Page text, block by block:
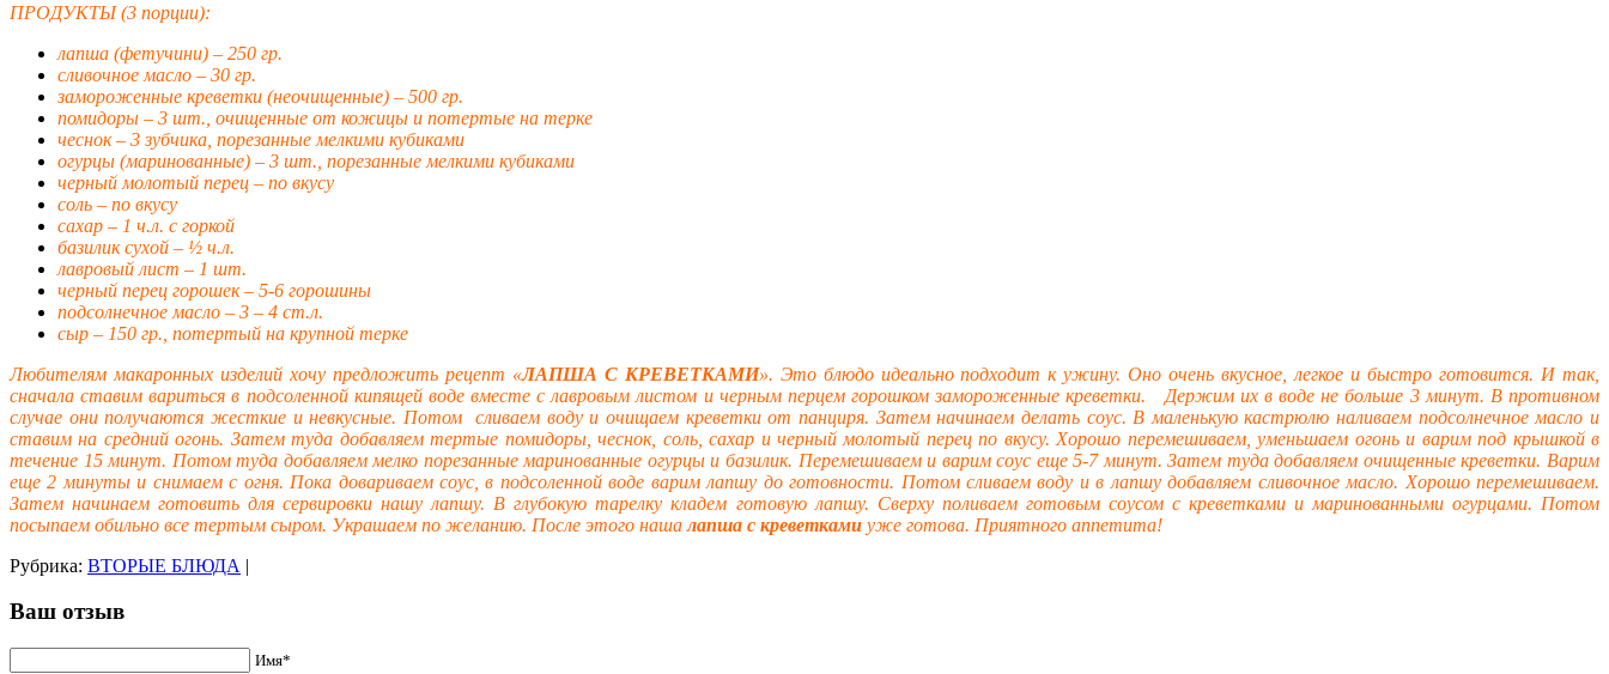
ПРОДУКТЫ (3 порции):
лапша (фетучини) – 250 гр.
сливочное масло – 30 гр.
замороженные креветки (неочищенные) – 500 гр.
помидоры – 3 шт., очищенные от кожицы и потертые на терке
чеснок – 3 зубчика, порезанные мелкими кубиками
огурцы (маринованные) – 3 шт., порезанные мелкими кубиками
черный молотый перец – по вкусу
соль – по вкусу
сахар – 1 ч.л. с горкой
базилик сухой – ½ ч.л.
лавровый лист – 1 шт.
черный перец горошек – 5-6 горошины
подсолнечное масло – 3 – 4 ст.л.
сыр – 150 гр., потертый на крупной терке
Любителям макаронных изделий хочу предложить рецепт «ЛАПША С КРЕВЕТКАМИ». Это блюдо идеально подходит к ужину. Оно очень вкусное, легкое и быстро готовится. И так,
сначала ставим вариться в подсоленной кипящей воде вместе с лавровым листом и черным перцем горошком замороженные креветки. Держим их в воде не больше 3 минут. В противном
случае они получаются жесткие и невкусные. Потом сливаем воду и очищаем креветки от панциря. Затем начинаем делать соус. В маленькую кастрюлю наливаем подсолнечное масло и
ставим на средний огонь. Затем туда добавляем тертые помидоры, чеснок, соль, сахар и черный молотый перец по вкусу. Хорошо перемешиваем, уменьшаем огонь и варим под крышкой в
течение 15 минут. Потом туда добавляем мелко порезанные маринованные огурцы и базилик. Перемешиваем и варим соус еще 5-7 минут. Затем туда добавляем очищенные креветки. Варим
еще 2 минуты и снимаем с огня. Пока довариваем соус, в подсоленной воде варим лапшу до готовности. Потом сливаем воду и в лапшу добавляем сливочное масло. Хорошо перемешиваем.
Затем начинаем готовить для сервировки нашу лапшу. В глубокую тарелку кладем готовую лапшу. Сверху поливаем готовым соусом с креветками и маринованными огурцами. Потом
посыпаем обильно все тертым сыром. Украшаем по желанию. После этого нашалапша с креветками уже готова. Приятного аппетита!
Рубрика: ВТОРЫЕ БЛЮДА |
Ваш отзыв
Имя*